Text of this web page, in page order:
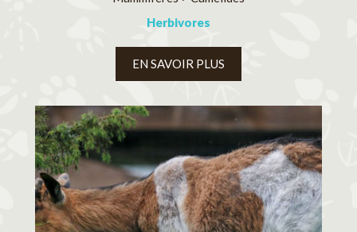
Herbivores
EN SAVOIR PLUS